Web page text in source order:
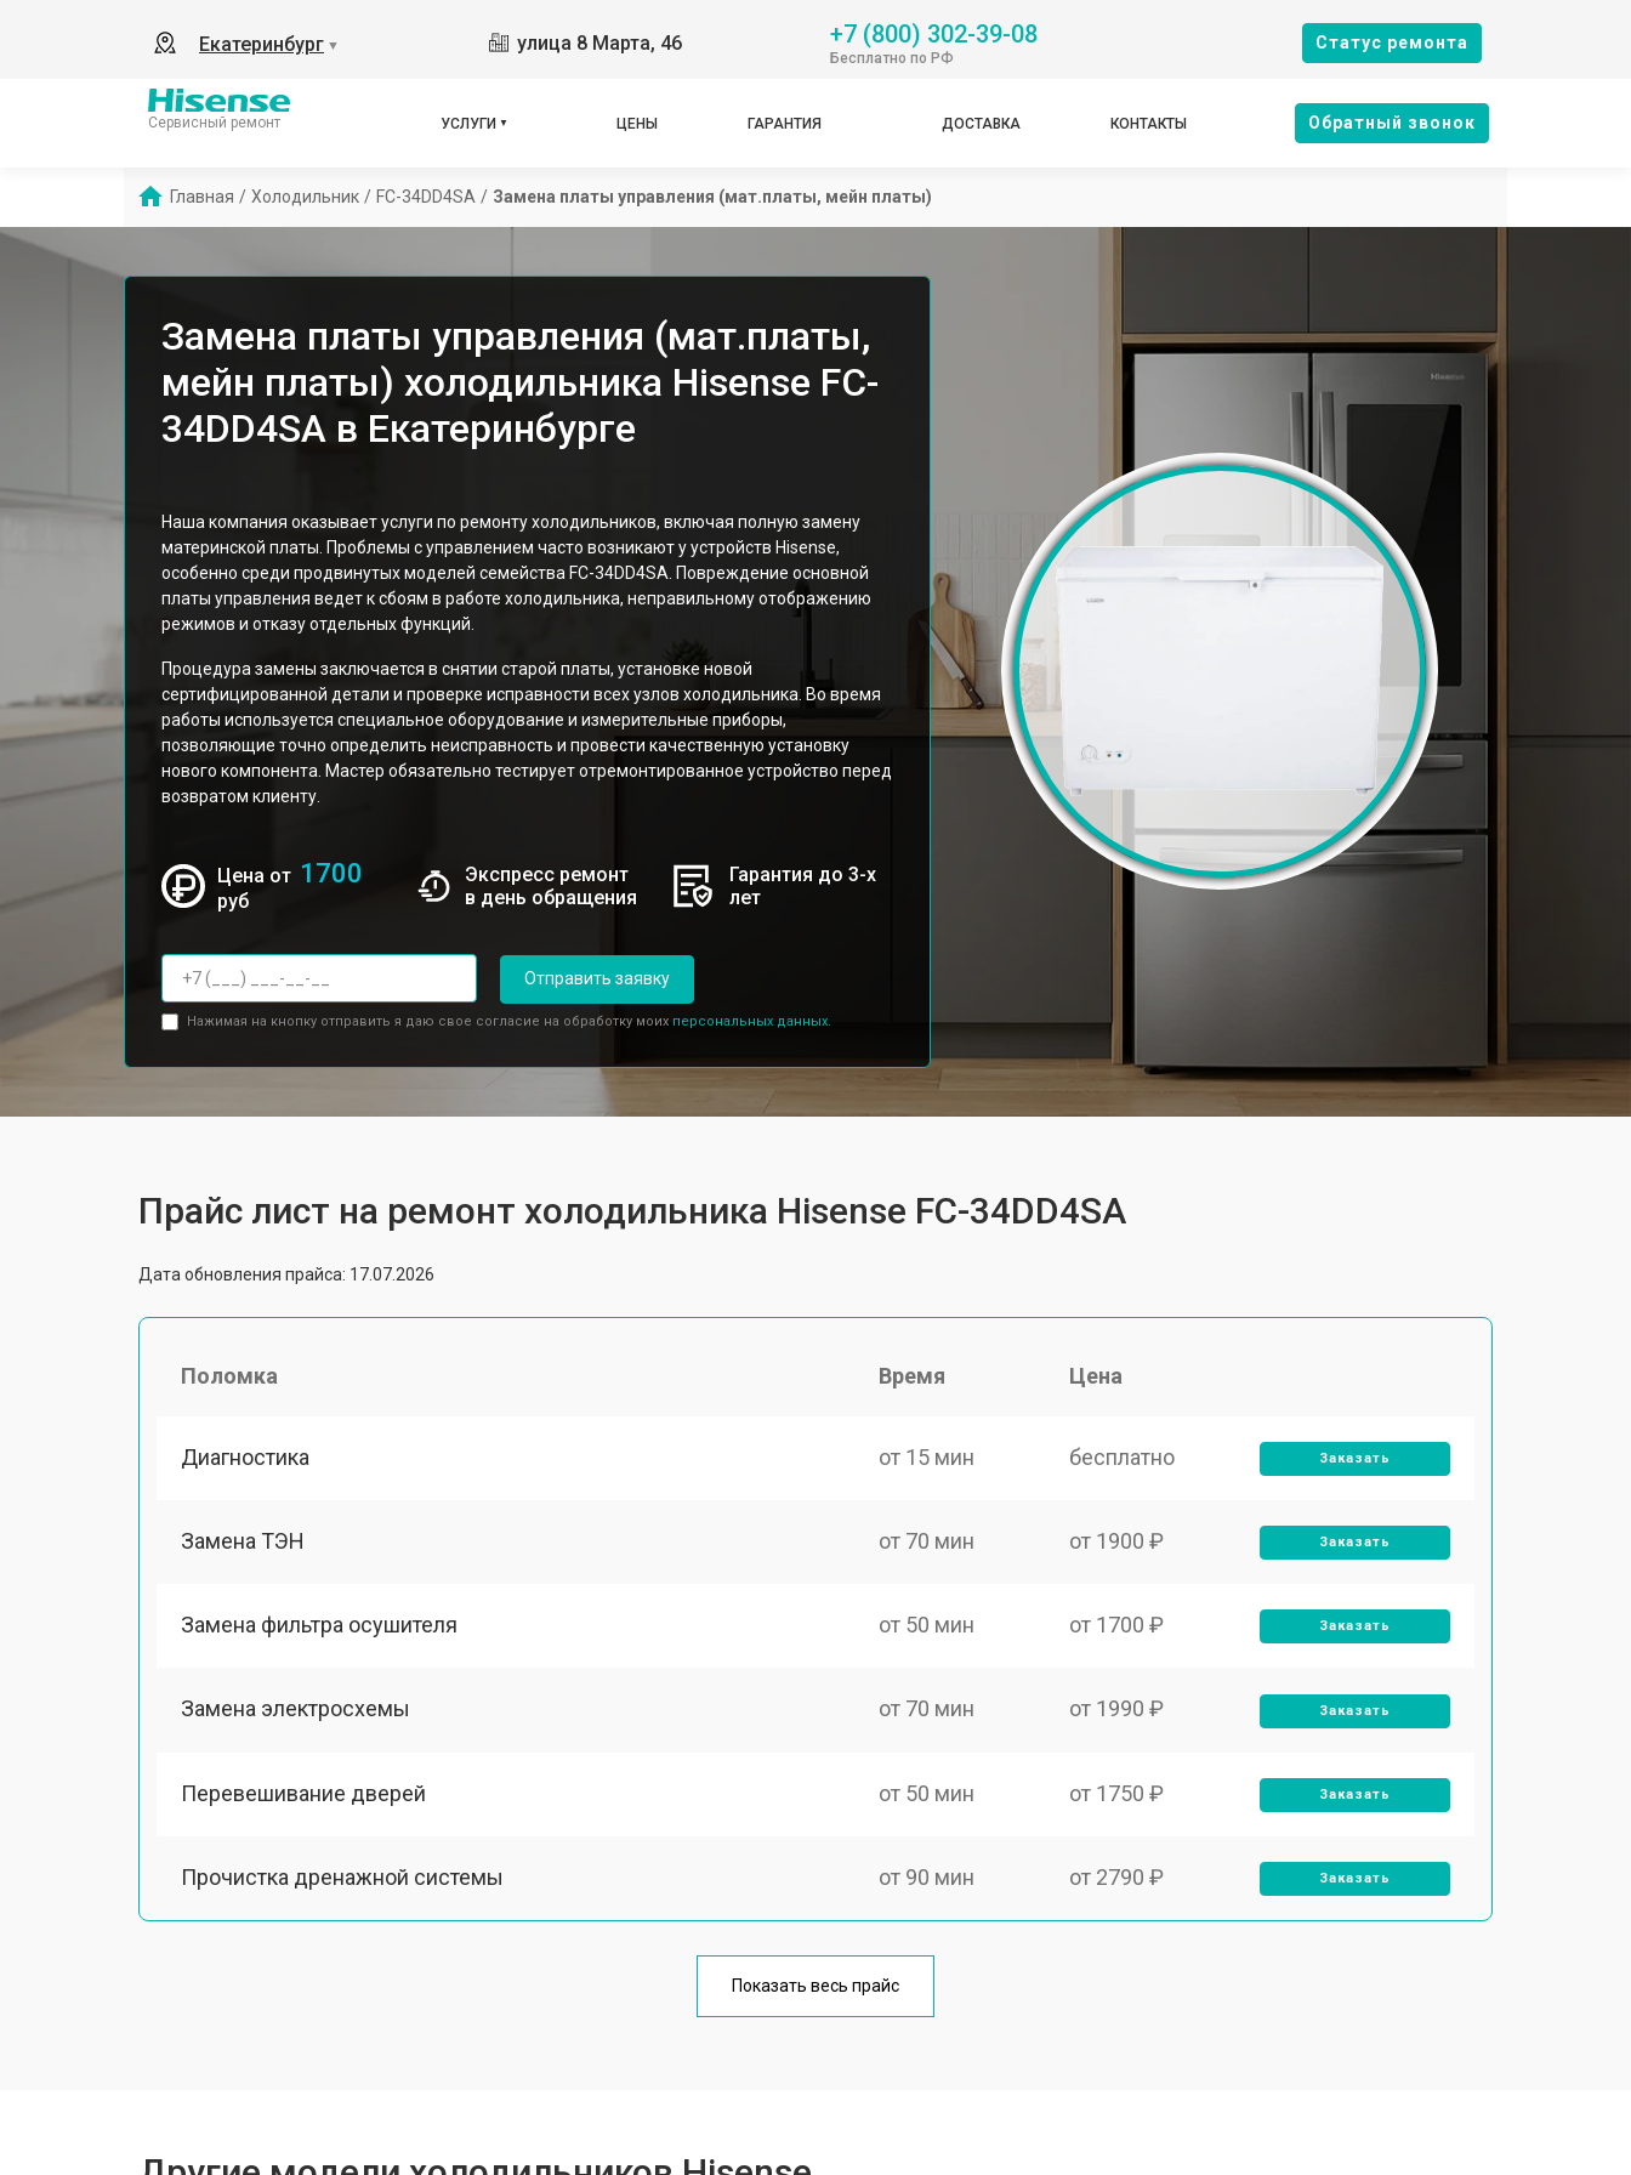
Екатеринбург ▼ улица 8 Марта, 46 +7 (800) 302-39-08
Бесплатно по РФ
Cтатус ремонта
Сервисный ремонт УСЛУГИ ЦЕНЫ ГАРАНТИЯ ДОСТАВКА КОНТАКТЫ Oбратный звонок
Главная / Холодильник / FC-34DD4SA / Замена платы управления (мат.платы, мейн платы)
Замена платы управления (мат.платы,
мейн платы) холодильника Hisense FC-
34DD4SA в Екатеринбурге
Наша компания оказывает услуги по ремонту холодильников, включая полную замену
материнской платы. Проблемы с управлением часто возникают у устройств Hisense,
особенно среди продвинутых моделей семейства FC-34DD4SA. Повреждение основной
платы управления ведет к сбоям в работе холодильника, неправильному отображению
режимов и отказу отдельных функций.
Процедура замены заключается в снятии старой платы, установке новой
сертифицированной детали и проверке исправности всех узлов холодильника. Во время
работы используется специальное оборудование и измерительные приборы,
позволяющие точно определить неисправность и провести качественную установку
нового компонента. Мастер обязательно тестирует отремонтированное устройство перед
возвратом клиенту.
Цена от 1700
руб
Экспресс ремонт
в день обращения
Гарантия до 3-х
лет
Отправить заявку
Нажимая на кнопку отправить я даю свое согласие на обработку моих персональных данных.
Прайс лист на ремонт холодильника Hisense FC-34DD4SA
Дата обновления прайса: 17.07.2026
Поломка Время Цена
Диагностика от 15 мин бесплатно Заказать
Замена ТЭН от 70 мин от 1900 ₽ Заказать
Замена фильтра осушителя от 50 мин от 1700 ₽ Заказать
Замена электросхемы от 70 мин от 1990 ₽ Заказать
Перевешивание дверей от 50 мин от 1750 ₽ Заказать
Прочистка дренажной системы от 90 мин от 2790 ₽ Заказать
от 50 мин
Показать весь прайс